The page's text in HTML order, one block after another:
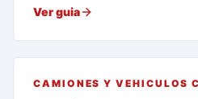
Ver guia
CAMIONES Y VEHICULOS